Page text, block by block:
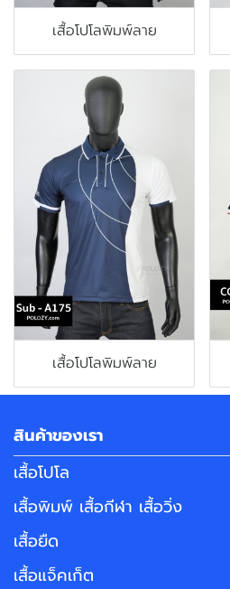
เสื้อโปโลพิมพ์ลาย
เสื้อโปโลพิมพ์ลาย
สินค้าของเรา
เสื้อโปโล
เสื้อพิมพ์ เสื้อกีฬา เสื้อวิ่ง
เสื้อยืด
เสื้อแจ็คเก็ต